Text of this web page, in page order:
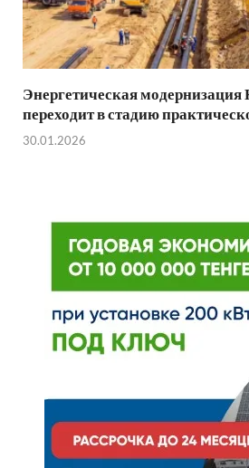
Энергетическая модернизация
переходит в стадию
30.01.2026